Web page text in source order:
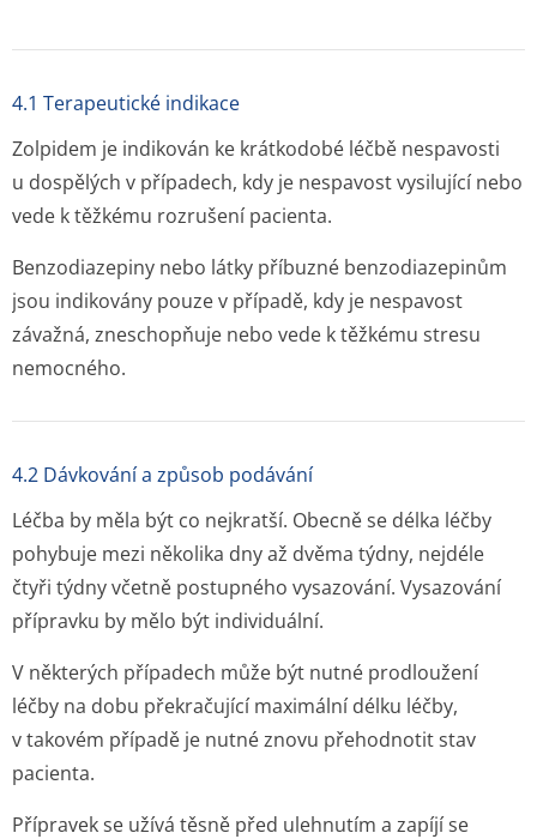
4.1 Terapeutické indikace
Zolpidem je indikován ke krátkodobé léčbě nespavosti
u dospělých v případech, kdy je nespavost vysilující nebo
vede k těžkému rozrušení pacienta.
Benzodiazepiny nebo látky příbuzné benzodiazepinům
jsou indikovány pouze v případě, kdy je nespavost
závažná, zneschopňuje nebo vede k těžkému stresu
nemocného.
4.2 Dávkování a způsob podávání
Léčba by měla být co nejkratší. Obecně se délka léčby
pohybuje mezi několika dny až dvěma týdny, nejdéle
čtyři týdny včetně postupného vysazování. Vysazování
přípravku by mělo být individuální.
V některých případech může být nutné prodloužení
léčby na dobu překračující maximální délku léčby,
v takovém případě je nutné znovu přehodnotit stav
pacienta.
Přípravek se užívá těsně před ulehnutím a zapíjí se